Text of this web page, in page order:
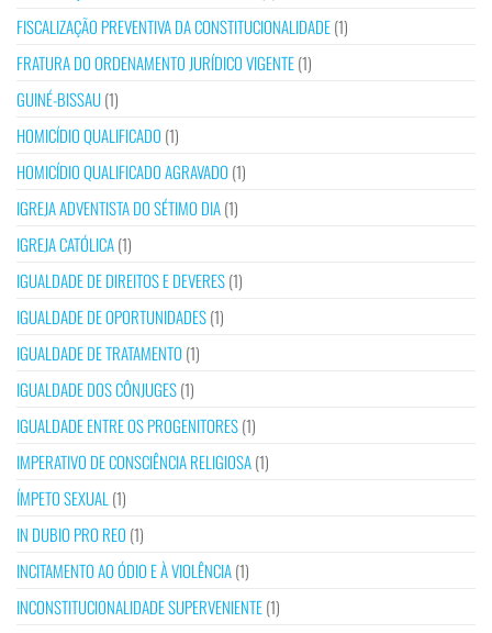
FISCALIZAÇÃO PREVENTIVA DA CONSTITUCIONALIDADE(1)
FRATURA DO ORDENAMENTO JURÍDICO VIGENTE(1)
GUINÉ-BISSAU(1)
HOMICÍDIO QUALIFICADO (1)
HOMICÍDIO QUALIFICADO AGRAVADO (1)
IGREJA ADVENTISTA DO SÉTIMO DIA(1)
IGREJA CATÓLICA(1)
IGUALDADE DE DIREITOS E DEVERES(1)
IGUALDADE DE OPORTUNIDADES(1)
IGUALDADE DE TRATAMENTO (1)
IGUALDADE DOS CÔNJUGES(1)
IGUALDADE ENTRE OS PROGENITORES(1)
IMPERATIVO DE CONSCIÊNCIA RELIGIOSA(1)
ÍMPETO SEXUAL(1)
IN DUBIO PRO REO (1)
INCITAMENTO AO ÓDIO E À VIOLÊNCIA(1)
INCONSTITUCIONALIDADE SUPERVENIENTE(1)